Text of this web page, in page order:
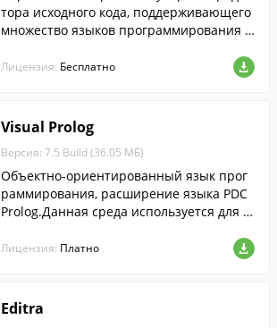
тора исходного кода, поддерживающего
множество языков программирования и
Лицензия: Бесплатно
Visual Prolog
Версия: 7.5 Build (36.05 МБ)
Объектно-ориентированный язык прог
раммирования, расширение языка PDC
Prolog.Данная среда используется для с
soft Windows....
Лицензия: Платно
Editra